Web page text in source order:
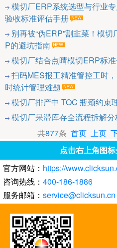
模切厂ERP系统选型与行业
验收标准评估手册
别再被“伪ERP”割韭菜！模
P的避坑指南
模切厂结合点晴模切ERP标
扫码MES报工精准管控工时
时统计管理难题
模切厂排产中 TOC 瓶颈约束
模切厂呆滞库存全流程拆解分
共877条 首页 上页
点击右上角图
官方网站： https://
咨询热线： 400-186-1886
服务邮箱： service@clicksun.cn